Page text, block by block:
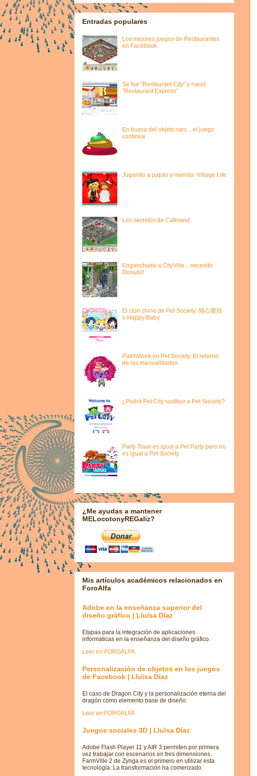
Entradas populares
Los mejores juegos de Restaurantes
en Facebook
Se fue "Restaurant City" y nació
"Restaurant Express"
En busca del objeto raro... el juego
continua
Jugando a papás y mamás: Village Life
Los secretos de Cafeland
Enganchada a CityVille... necesito
Donuts!!
El clon chino de Pet Society: 開心寶貝
o Happy Baby
PatchWork en Pet Society. El retorno
de las manualidades.
¿Podrá Pet City sustituir a Pet Society?
Party Town es igual a Pet Party pero no
es igual a Pet Society
¿Me ayudas a mantener
MELocotonyREGaliz?
Mis artículos académicos relacionados en
ForoAlfa
Adobe en la enseñanza superior del
diseño gráfico | Lluïsa Díaz
Etapas para la integración de aplicaciones
informáticas en la enseñanza del diseño gráfico.
Leer en FOROALFA
Personalización de objetos en los juegos
de Facebook | Lluïsa Díaz
El caso de Dragon City y la personalización eterna del
dragón como elemento base de diseño.
Leer en FOROALFA
Juegos sociales 3D | Lluïsa Díaz
Adobe Flash Player 11 y AIR 3 permiten por primera
vez trabajar con escenarios en tres dimensiones.
FarmVille 2 de Zynga es el primero en utilizar esta
tecnología. La transformación ha comenzado.